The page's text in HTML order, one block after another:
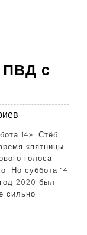
ПВД с
14». Стёб
«пятницы
голоса.
Но суббота 14
2020 был
сильно